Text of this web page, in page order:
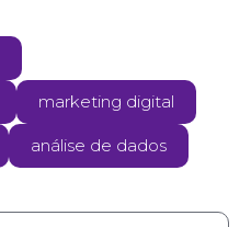
marketing digital
análise de dados